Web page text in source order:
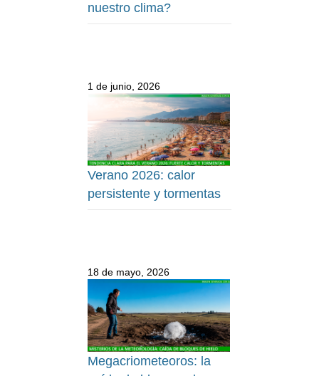
nuestro clima?
1 de junio, 2026
Verano 2026: calor
persistente y tormentas
18 de mayo, 2026
Megacriometeoros: la